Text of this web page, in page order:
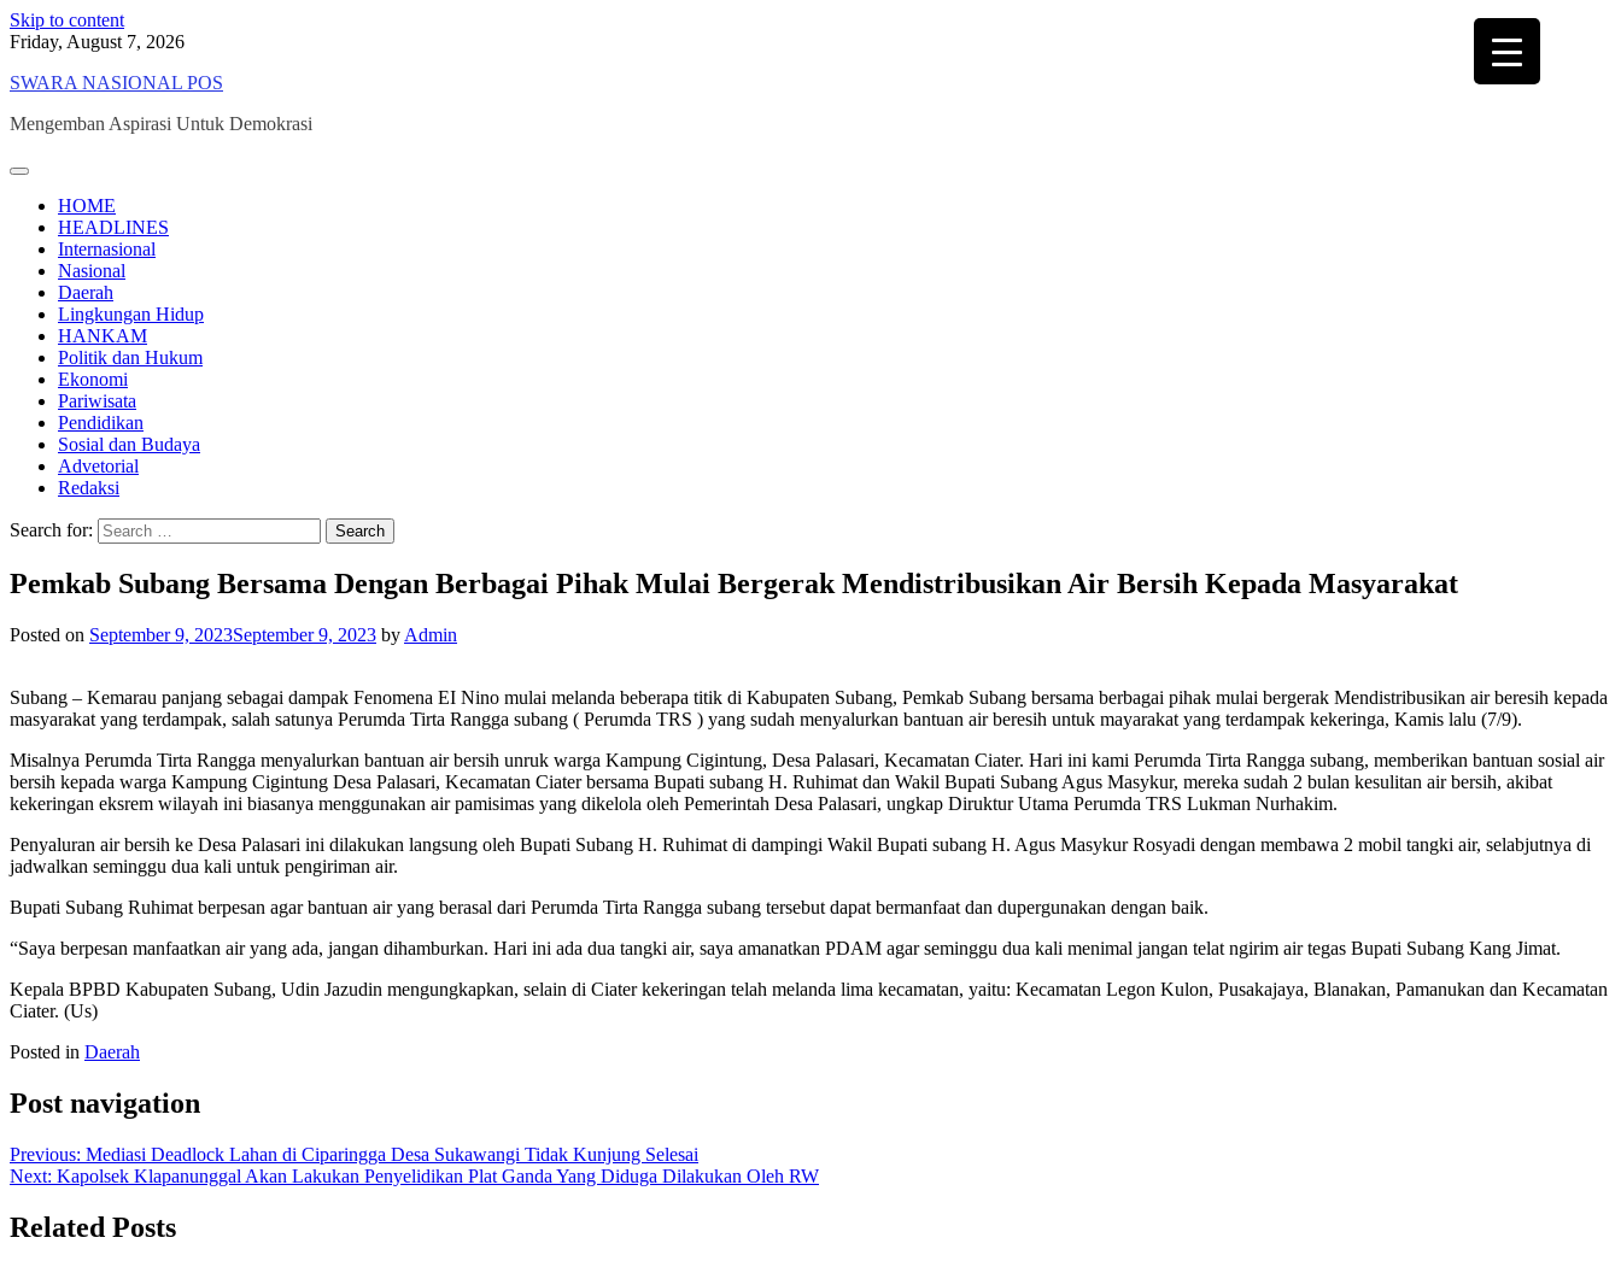
Skip to content
Friday, August 7, 2026
SWARA NASIONAL POS
Mengemban Aspirasi Untuk Demokrasi
HOME
HEADLINES
Internasional
Nasional
Daerah
Lingkungan Hidup
HANKAM
Politik dan Hukum
Ekonomi
Pariwisata
Pendidikan
Sosial dan Budaya
Advetorial
Redaksi
Search for:
Pemkab Subang Bersama Dengan Berbagai Pihak Mulai Bergerak Mendistribusikan Air Bersih Kepada Masyarakat
Posted on September 9, 2023September 9, 2023 by Admin
Subang – Kemarau panjang sebagai dampak Fenomena EI Nino mulai melanda beberapa titik di Kabupaten Subang, Pemkab Subang bersama berbagai pihak mulai bergerak Mendistribusikan air beresih kepada
masyarakat yang terdampak, salah satunya Perumda Tirta Rangga subang ( Perumda TRS ) yang sudah menyalurkan bantuan air beresih untuk mayarakat yang terdampak kekeringa, Kamis lalu (7/9).
Misalnya Perumda Tirta Rangga menyalurkan bantuan air bersih unruk warga Kampung Cigintung, Desa Palasari, Kecamatan Ciater. Hari ini kami Perumda Tirta Rangga subang, memberikan bantuan sosial air
bersih kepada warga Kampung Cigintung Desa Palasari, Kecamatan Ciater bersama Bupati subang H. Ruhimat dan Wakil Bupati Subang Agus Masykur, mereka sudah 2 bulan kesulitan air bersih, akibat
kekeringan eksrem wilayah ini biasanya menggunakan air pamisimas yang dikelola oleh Pemerintah Desa Palasari, ungkap Diruktur Utama Perumda TRS Lukman Nurhakim.
Penyaluran air bersih ke Desa Palasari ini dilakukan langsung oleh Bupati Subang H. Ruhimat di dampingi Wakil Bupati subang H. Agus Masykur Rosyadi dengan membawa 2 mobil tangki air, selabjutnya di
jadwalkan seminggu dua kali untuk pengiriman air.
Bupati Subang Ruhimat berpesan agar bantuan air yang berasal dari Perumda Tirta Rangga subang tersebut dapat bermanfaat dan dupergunakan dengan baik.
“Saya berpesan manfaatkan air yang ada, jangan dihamburkan. Hari ini ada dua tangki air, saya amanatkan PDAM agar seminggu dua kali menimal jangan telat ngirim air tegas Bupati Subang Kang Jimat.
Kepala BPBD Kabupaten Subang, Udin Jazudin mengungkapkan, selain di Ciater kekeringan telah melanda lima kecamatan, yaitu: Kecamatan Legon Kulon, Pusakajaya, Blanakan, Pamanukan dan Kecamatan
Ciater. (Us)
Posted in Daerah
Post navigation
Previous: Mediasi Deadlock Lahan di Ciparingga Desa Sukawangi Tidak Kunjung Selesai
Next: Kapolsek Klapanunggal Akan Lakukan Penyelidikan Plat Ganda Yang Diduga Dilakukan Oleh RW
Related Posts